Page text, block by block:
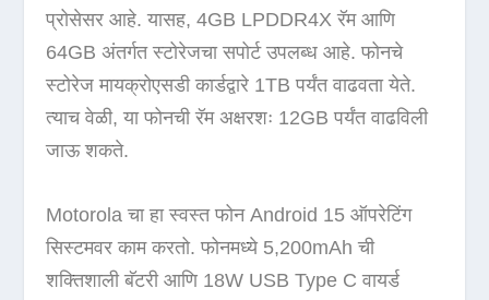
प्रोसेसर आहे. यासह, 4GB LPDDR4X रॅम आणि
64GB अंतर्गत स्टोरेजचा सपोर्ट उपलब्ध आहे. फोनचे
स्टोरेज मायक्रोएसडी कार्डद्वारे 1TB पर्यंत वाढवता येते.
त्याच वेळी, या फोनची रॅम अक्षरशः 12GB पर्यंत वाढविली
जाऊ शकते.
Motorola चा हा स्वस्त फोन Android 15 ऑपरेटिंग
सिस्टमवर काम करतो. फोनमध्ये 5,200mAh ची
शक्तिशाली बॅटरी आणि 18W USB Type C वायर्ड